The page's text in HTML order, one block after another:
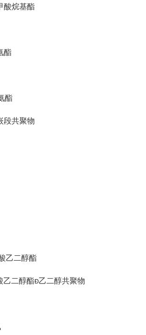
酸烷基酯
酯
酯
段共聚物
乙二醇酯
乙二醇酯乙二醇共聚物